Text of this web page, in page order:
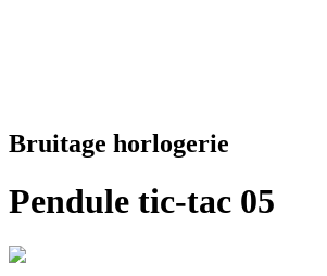
Bruitage horlogerie
Pendule tic-tac 05